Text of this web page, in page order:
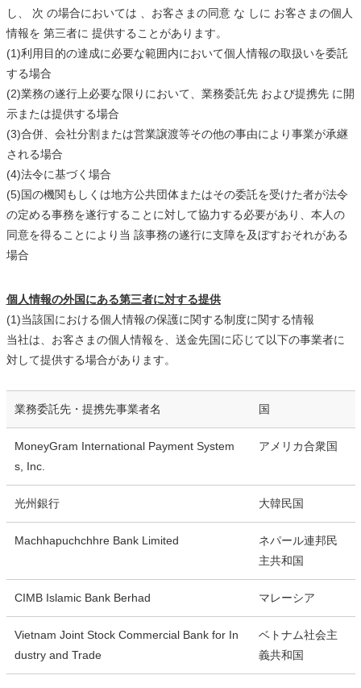
し、 次 の場合においては 、お客さまの同意 な しに お客さまの個人
情報を 第三者に 提供することがあります。
(1)利用目的の達成に必要な範囲内において個人情報の取扱いを委託
する場合
(2)業務の遂行上必要な限りにおいて、業務委託先 および提携先 に開
示または提供する場合
(3)合併、会社分割または営業譲渡等その他の事由により事業が承継
される場合
(4)法令に基づく場合
(5)国の機関もしくは地方公共団体またはその委託を受けた者が法令
の定める事務を遂行することに対して協力する必要があり、本人の
同意を得ることにより当 該事務の遂行に支障を及ぼすおそれがある
場合
個人情報の外国にある第三者に対する提供
(1)当該国における個人情報の保護に関する制度に関する情報
当社は、お客さまの個人情報を、送金先国に応じて以下の事業者に
対して提供する場合があります。
業務委託先・提携先事業者名 国
MoneyGram International Payment System
s, Inc.
アメリカ合衆国
光州銀行 大韓民国
Machhapuchchhre Bank Limited
ネパール連邦民
主共和国
CIMB Islamic Bank Berhad マレーシア
Vietnam Joint Stock Commercial Bank for In
dustry and Trade
ベトナム社会主
義共和国